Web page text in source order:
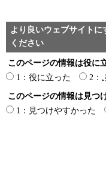
より良いウェブサイト
ください
このページの情報は役に
1：役に立った
2：
このページの情報は見つ
1：見つけやすかった